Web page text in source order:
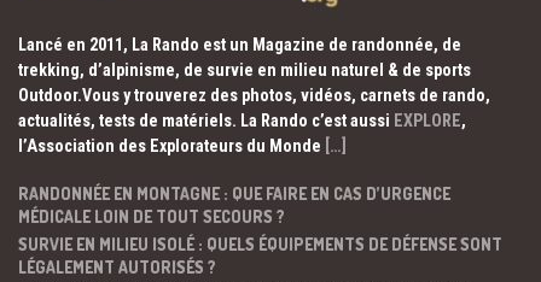
Lancé en 2011, La Rando est un Magazine de randonnée, de
trekking, d’alpinisme, de survie en milieu naturel & de sports
Outdoor.Vous y trouverez des photos, vidéos, carnets de rando,
actualités, tests de matériels. La Rando c’est aussi EXPLORE,
l’Association des Explorateurs du Monde […]
RANDONNÉE EN MONTAGNE : QUE FAIRE EN CAS D’URGENCE
MÉDICALE LOIN DE TOUT SECOURS ?
SURVIE EN MILIEU ISOLÉ : QUELS ÉQUIPEMENTS DE DÉFENSE SONT
LÉGALEMENT AUTORISÉS ?